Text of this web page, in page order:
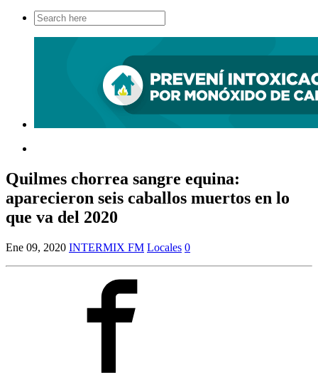
Search
for:
Quilmes chorrea sangre equina:
aparecieron seis caballos muertos en lo
que va del 2020
Ene 09, 2020 INTERMIX FM Locales 0